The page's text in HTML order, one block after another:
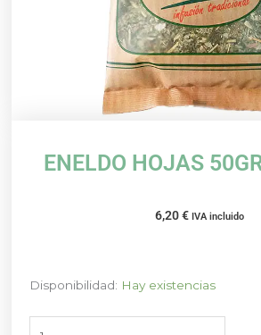
ENELDO HOJAS
6,20€ IVA incluido
Disponibilidad: Hay existencias
ENELDO